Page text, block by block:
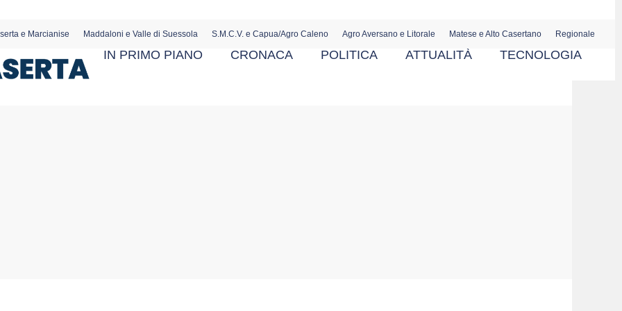
e Marcianise Maddaloni e Valle di Suessola S.M.C.V. e Capua/Agro Caleno Agro Aversano e Litorale Matese e Alto Casertano Regionale
IN PRIMO PIANO CRONACA POLITICA ATTUALITÀ TECNOLOGIA